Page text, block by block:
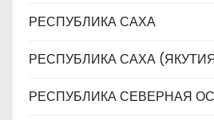
РЕСПУБЛИКА САХА
РЕСПУБЛИКА САХА
РЕСПУБЛИКА СЕВЕРНАЯ